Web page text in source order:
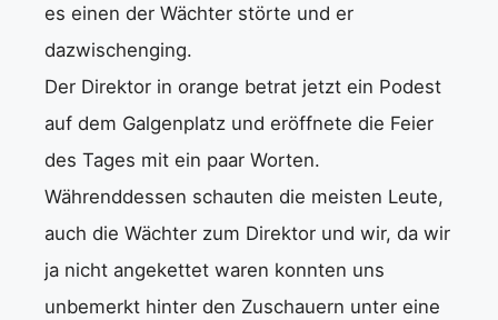
es einen der Wächter störte und er
dazwischenging.
Der Direktor in orange betrat jetzt ein Podest
auf dem Galgenplatz und eröffnete die Feier
des Tages mit ein paar Worten.
Währenddessen schauten die meisten Leute,
auch die Wächter zum Direktor und wir, da wir
ja nicht angekettet waren konnten uns
unbemerkt hinter den Zuschauern unter eine